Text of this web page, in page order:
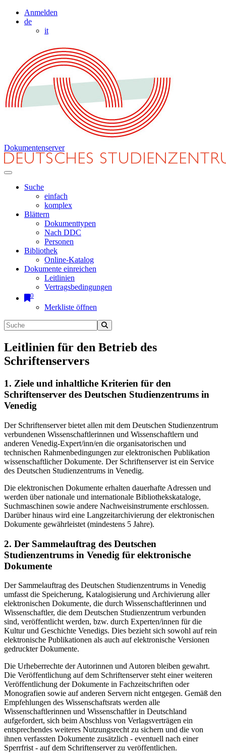
Anmelden
de
it
Dokumentenserver
Suche
einfach
komplex
Blättern
Dokumenttypen
Nach DDC
Personen
Bibliothek
Online-Katalog
Dokumente einreichen
Leitlinien
Vertragsbedingungen
0
Merkliste öffnen
Leitlinien für den Betrieb des
Schriftenservers
1. Ziele und inhaltliche Kriterien für den
Schriftenserver des Deutschen Studienzentrums in
Venedig
Der Schriftenserver bietet allen mit dem Deutschen Studienzentrum
verbundenen Wissenschaftlerinnen und Wissenschaftlern und
anderen Venedig-Expert/inn/en die organisatorischen und
technischen Rahmenbedingungen zur elektronischen Publikation
wissenschaftlicher Dokumente. Der Schriftenserver ist ein Service
des Deutschen Studienzentrums in Venedig.
Die elektronischen Dokumente erhalten dauerhafte Adressen und
werden über nationale und internationale Bibliothekskataloge,
Suchmaschinen sowie andere Nachweisinstrumente erschlossen.
Darüber hinaus wird eine Langzeitarchivierung der elektronischen
Dokumente gewährleistet (mindestens 5 Jahre).
2. Der Sammelauftrag des Deutschen
Studienzentrums in Venedig für elektronische
Dokumente
Der Sammelauftrag des Deutschen Studienzentrums in Venedig
umfasst die Speicherung, Katalogisierung und Archivierung aller
elektronischen Dokumente, die durch Wissenschaftlerinnen und
Wissenschaftler, die dem Deutschen Studienzentrum verbunden
sind, veröffentlicht werden, bzw. durch Experten/innen für die
Kultur und Geschichte Venedigs. Dies bezieht sich sowohl auf rein
elektronische Publikationen als auch auf elektronische Versionen
gedruckter Dokumente.
Die Urheberrechte der Autorinnen und Autoren bleiben gewahrt.
Die Veröffentlichung auf dem Schriftenserver steht einer weiteren
Veröffentlichung der Dokumente in Fachzeitschriften oder
Monografien sowie auf anderen Servern nicht entgegen. Gemäß den
Empfehlungen des Wissenschaftsrats werden alle
Wissenschaftlerinnen und Wissenschaftler in Deutschland
aufgefordert, sich beim Abschluss von Verlagsverträgen ein
entsprechendes weiteres Nutzungsrecht zu sichern und die von
ihnen verfassten Dokumente zusätzlich - eventuell nach einer
Sperrfrist - auf dem Schriftenserver zu veröffentlichen.